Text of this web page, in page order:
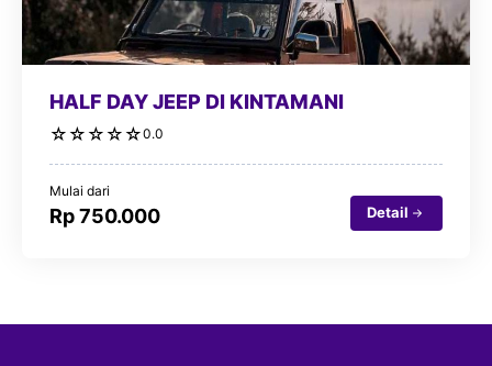
HALF DAY JEEP DI KINTAMANI
☆ ☆ ☆ ☆ ☆0.0
Mulai dari
Rp 750.000 Detail